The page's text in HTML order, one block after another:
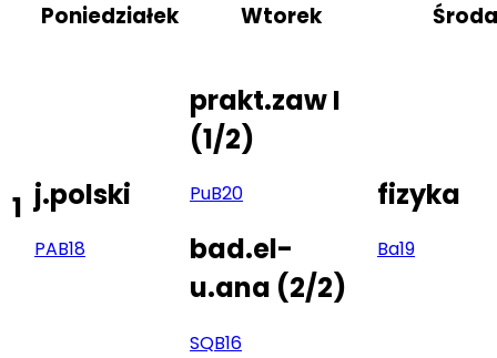
Poniedziałek Wtorek Środa
1 j.polski
PAB18
prakt.zaw I
(1/2)
PuB20
bad.el-
u.ana (2/2)
SQB16
fizyka
Ba19